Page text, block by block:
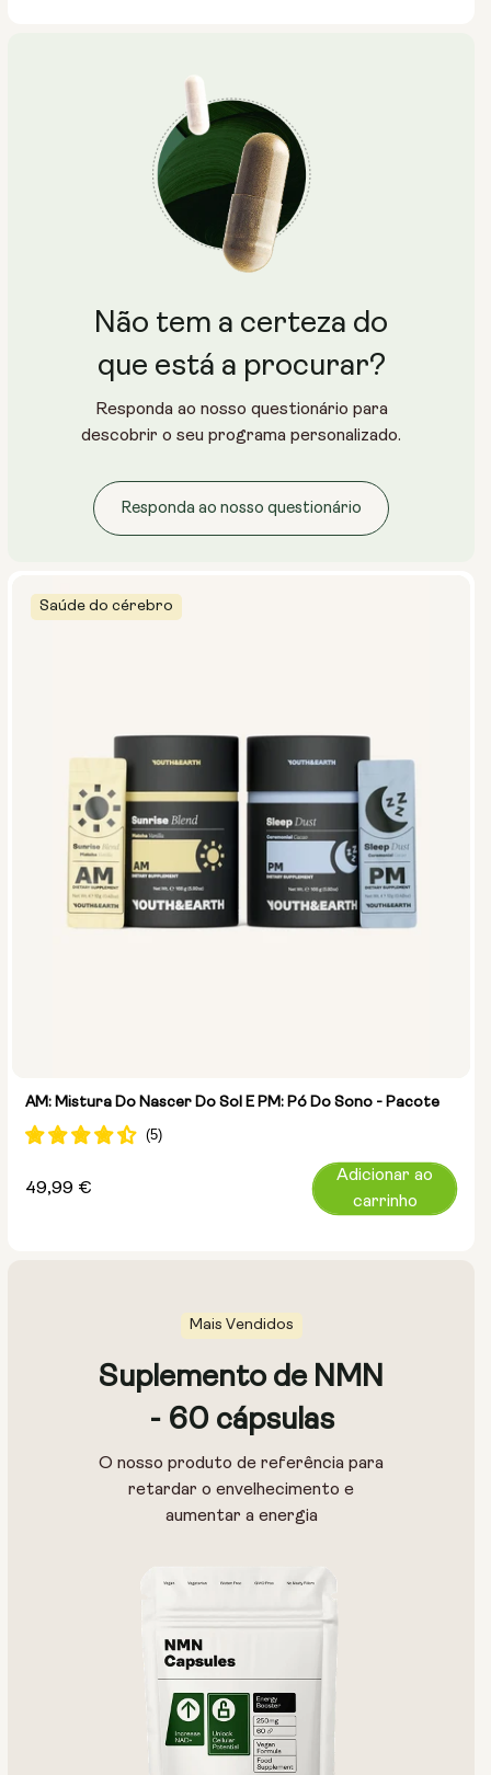
NMN 250mg & Preservage NMN 500mg & Preservage
Saúde do cérebro
AM: Mistura Do Nascer Do Sol E PM: Pó Do Sono - Pacote
Preço
49,99 €
Adicionar ao
carrinho
Mais Vendidos
Suplemento de NMN
- 60 cápsulas
O nosso produto de referência para
retardar o envelhecimento e
aumentar a energia
Não tem a certeza do
que está a procurar?
Responda ao nosso questionário para
descobrir o seu programa personalizado.
Responda ao nosso questionário